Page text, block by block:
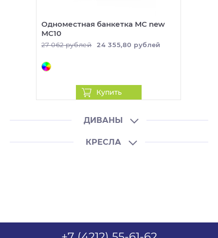
Одноместная банкетка МС new
МС10
27 062 рублей 24 355,80 рублей
Купить
ДИВАНЫ
КРЕСЛА